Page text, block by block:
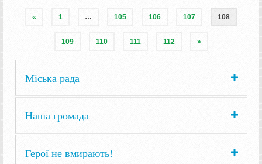
« 1 … 105 106 107 108
109 110 111 112 »
Міська рада
Наша громада
Герої не вмирають!